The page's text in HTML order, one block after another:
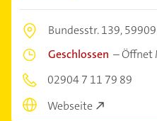
Bundesstr. 139,
Geschlossen –Öffnet
02904 7 11 79 89
Webseite